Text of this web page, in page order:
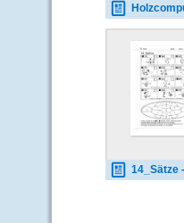
Holzcomputer dress-and-
14_Sätze -